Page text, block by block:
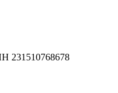
231510768678